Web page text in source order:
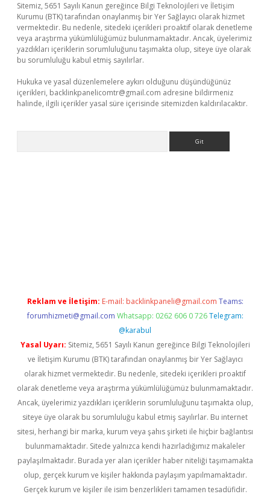
Sitemiz, 5651 Sayılı Kanun gereğince Bilgi Teknolojileri ve İletişim
Kurumu (BTK) tarafından onaylanmış bir Yer Sağlayıcı olarak hizmet
vermektedir. Bu nedenle, sitedeki içerikleri proaktif olarak denetleme
veya araştırma yükümlülüğümüz bulunmamaktadır. Ancak, üyelerimiz
yazdıkları içeriklerin sorumluluğunu taşımakta olup, siteye üye olarak
bu sorumluluğu kabul etmiş sayılırlar.
Hukuka ve yasal düzenlemelere aykırı olduğunu düşündüğünüz
içerikleri, backlinkpanelicomtr@gmail.com adresine bildirmeniz
halinde, ilgili içerikler yasal süre içerisinde sitemizden kaldırılacaktır.
Reklam ve İletişim: E-mail: backlinkpaneli@gmail.com Teams:
forumhizmeti@gmail.com Whatsapp: 0262 606 0 726 Telegram:
@karabul
Yasal Uyarı: Sitemiz, 5651 Sayılı Kanun gereğince Bilgi Teknolojileri
ve İletişim Kurumu (BTK) tarafından onaylanmış bir Yer Sağlayıcı
olarak hizmet vermektedir. Bu nedenle, sitedeki içerikleri proaktif
olarak denetleme veya araştırma yükümlülüğümüz bulunmamaktadır.
Ancak, üyelerimiz yazdıkları içeriklerin sorumluluğunu taşımakta olup,
siteye üye olarak bu sorumluluğu kabul etmiş sayılırlar. Bu internet
sitesi, herhangi bir marka, kurum veya şahıs şirketi ile hiçbir bağlantısı
bulunmamaktadır. Sitede yalnızca kendi hazırladığımız makaleler
paylaşılmaktadır. Burada yer alan içerikler haber niteliği taşımamakta
olup, gerçek kurum ve kişiler hakkında paylaşım yapılmamaktadır.
Gerçek kurum ve kişiler ile isim benzerlikleri tamamen tesadüfidir.